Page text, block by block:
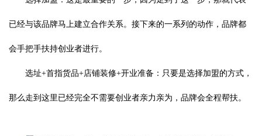
已经与该品牌马上建立合作关系。接下来的一系列的动作，品牌都
会手把手扶持创业者进行。
选址+首指货品+店铺装修+开业准备：只要是选择加盟的方式，
那么走到这里已经完全不需要创业者亲力亲为，品牌会全程帮扶。